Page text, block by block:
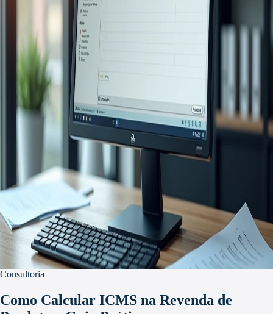
Consultoria
Como Calcular ICMS na Revenda de